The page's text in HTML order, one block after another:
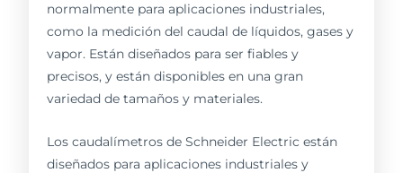
normalmente para aplicaciones industriales,
como la medición del caudal de líquidos, gases y
vapor. Están diseñados para ser fiables y
precisos, y están disponibles en una gran
variedad de tamaños y materiales.
Los caudalímetros de Schneider Electric están
diseñados para aplicaciones industriales y